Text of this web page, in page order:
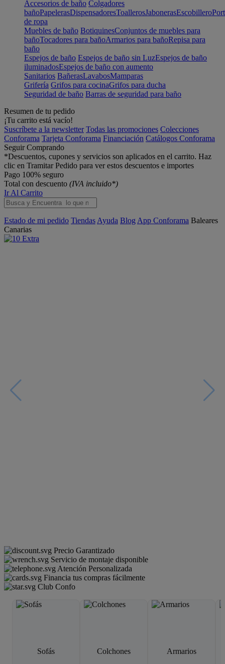
Accesorios de baño Colgadores
bañoPapelerasDispensadoresToallerosJabonerasEscobillero
de ropa
Muebles de baño BotiquinesConjuntos de muebles para
bañoTocadores para bañoArmarios para bañoRepisa para
baño
Espejos de baño Espejos de baño sin LuzEspejos de baño
iluminadosEspejos de baño con aumento
Sanitarios BañerasLavabosMamparas
Grifería Grifos para cocinaGrifos para ducha
Seguridad de baño Barras de seguridad para baño
Resumen de tu pedido
¡Tu carrito está vacío!
Suscríbete a la newsletter Todas las promociones Colecciones
Conforama Tarjeta Conforama Financiación Catálogos Conforama
Seguir Comprando
*Descuentos, cupones y servicios son aplicados en el carrito. Haz
clic en Tramitar Pedido para ver estos descuentos e importes
Pago 100% seguro
Total con descuento (IVA incluido*)
Ir Al Carrito
Estado de mi pedido Tiendas Ayuda Blog App Conforama Baleares
Canarias
Precio Garantizado
Servicio de montaje disponible
Atención Personalizada
Financia tus compras fácilmente
Club Confo
Sofás Colchones Armarios